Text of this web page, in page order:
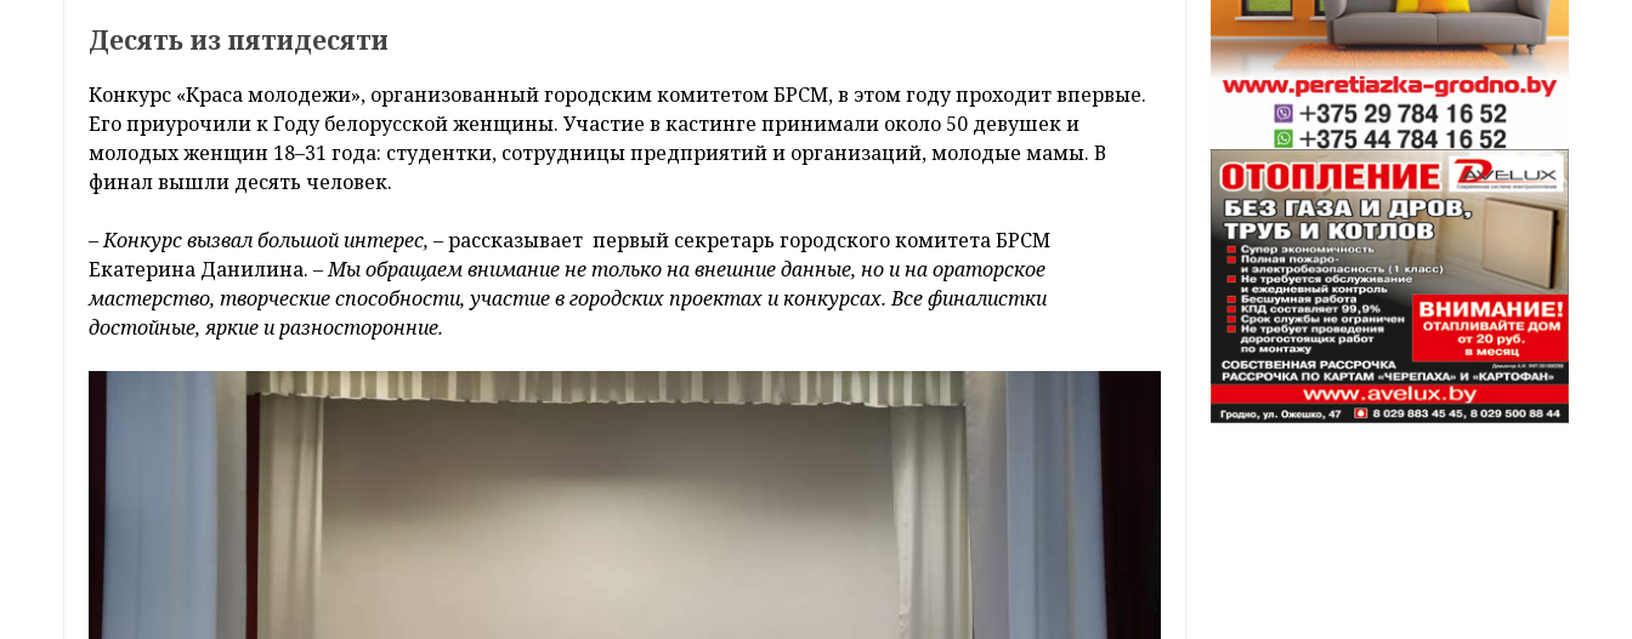
Десять из пятидесяти
Конкурс «Краса молодежи», организованный городским комитетом БРСМ, в этом году проходит впервые.
Его приурочили к Году белорусской женщины. Участие в кастинге принимали около 50 девушек и
молодых женщин 18–31 года: студентки, сотрудницы предприятий и организаций, молодые мамы. В
финал вышли десять человек.
– Конкурс вызвал большой интерес, –рассказывает первый секретарь городского комитета БРСМ
Екатерина Данилина. – Мы обращаем внимание не только на внешние данные, но и на ораторское
мастерство, творческие способности, участие в городских проектах и конкурсах. Все финалистки
достойные, яркие и разносторонние.